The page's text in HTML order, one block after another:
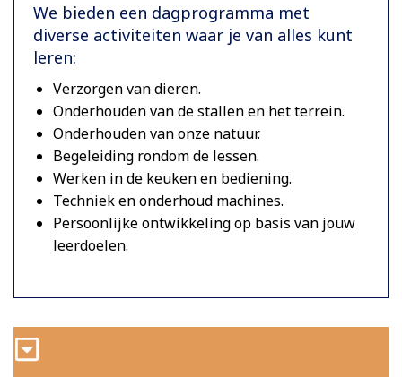
We bieden een dagprogramma met
diverse activiteiten waar je van alles kunt
leren:
Verzorgen van dieren.
Onderhouden van de stallen en het terrein.
Onderhouden van onze natuur.
Begeleiding rondom de lessen.
Werken in de keuken en bediening.
Techniek en onderhoud machines.
Persoonlijke ontwikkeling op basis van jouw
leerdoelen.